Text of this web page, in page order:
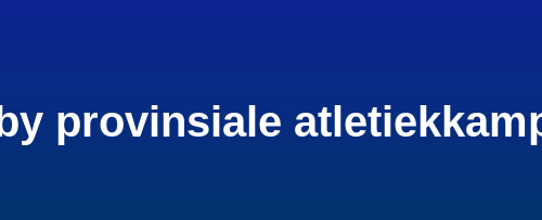
provinsiale